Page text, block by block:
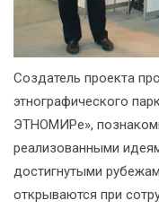
Создатель проекта
этнографического
ЭТНОМИРе»,
реализованными
достигнутыми
открываются при